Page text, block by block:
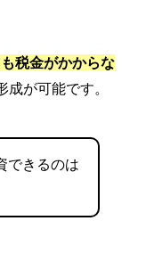
税金がかからな
が可能です。
できるのは